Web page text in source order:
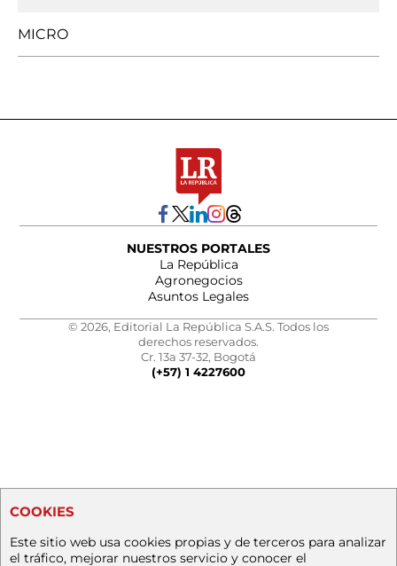
MICRO
NUESTROS PORTALES
La República
Agronegocios
Asuntos Legales
© 2026, Editorial La República S.A.S. Todos los
derechos reservados.
Cr. 13a 37-32, Bogotá
(+57) 1 4227600
COOKIES
Este sitio web usa cookies propias y de terceros para analizar
el tráfico, mejorar nuestros servicio y conocer el